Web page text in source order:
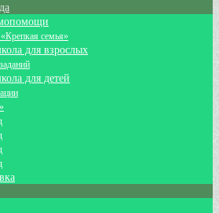
семья»
для взрослых
для детей